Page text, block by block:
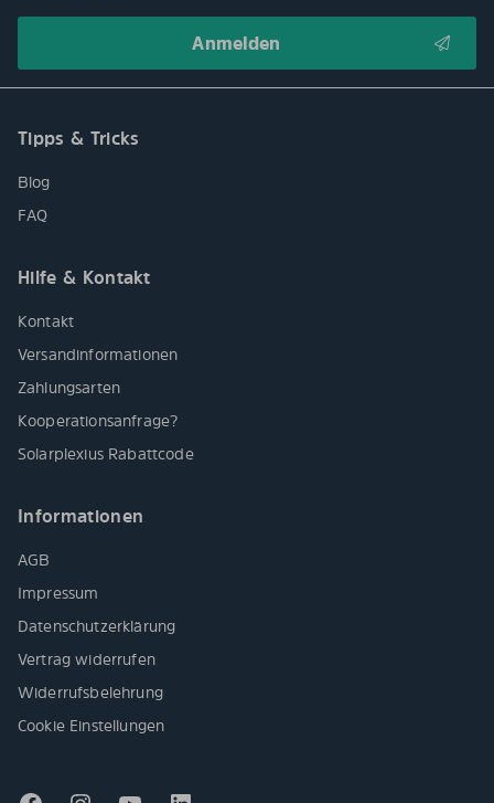
Tipps & Tricks
Blog
FAQ
Hilfe & Kontakt
Kontakt
Versandinformationen
Zahlungsarten
Kooperationsanfrage?
Solarplexius Rabattcode
Informationen
AGB
Impressum
Datenschutzerklärung
Vertrag widerrufen
Widerrufsbelehrung
Cookie Einstellungen